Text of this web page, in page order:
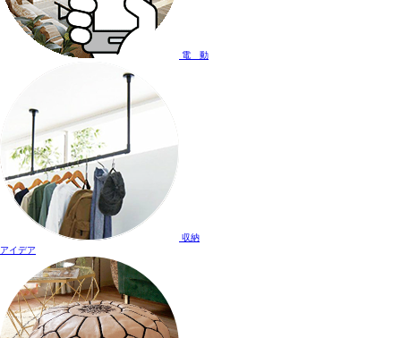
電 動
収納
アイデア